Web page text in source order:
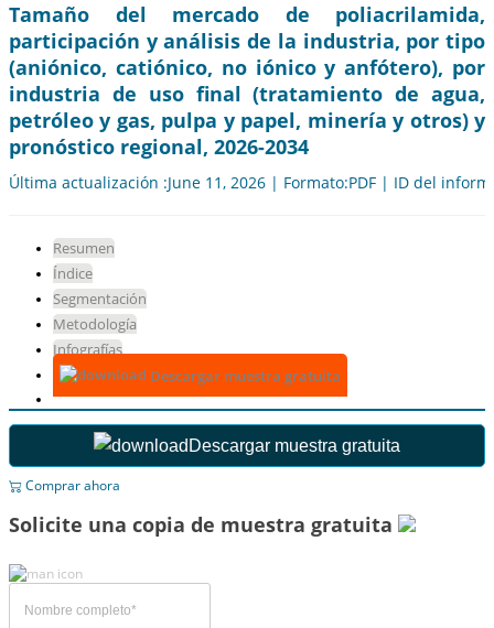
Tamaño del mercado de poliacrilamida,
participación y análisis de la industria, por tipo
(aniónico, catiónico, no iónico y anfótero), por
industria de uso final (tratamiento de agua,
petróleo y gas, pulpa y papel, minería y otros) y
pronóstico regional, 2026-2034
Última actualización :June 11, 2026 | Formato:PDF | ID del
Resumen
Índice
Segmentación
Metodología
Infografías
Descargar muestra gratuita
Descargar muestra gratuita
Comprar ahora
Solicite una copia de muestra gratuita